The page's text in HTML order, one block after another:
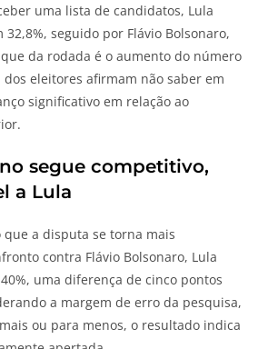
uma lista de candidatos, Lula
seguido por Flávio Bolsonaro,
da rodada é o aumento do número
dos eleitores afirmam não saber em
significativo em relação ao
segue competitivo,
a Lula
que a disputa se torna mais
contra Flávio Bolsonaro, Lula
uma diferença de cinco pontos
a margem de erro da pesquisa,
ou para menos, o resultado indica